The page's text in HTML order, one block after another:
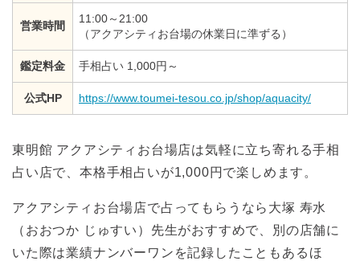
営業時間
11:00～21:00
（アクアシティお台場の休業日に準ずる）
鑑定料金 手相占い 1,000円～
公式HP https://www.toumei-tesou.co.jp/shop/aquacity/
東明館 アクアシティお台場店は気軽に立ち寄れる手相
占い店で、本格手相占いが1,000円で楽しめます。
アクアシティお台場店で占ってもらうなら大塚 寿水
（おおつか じゅすい）先生がおすすめで、別の店舗に
いた際は業績ナンバーワンを記録したこともあるほ